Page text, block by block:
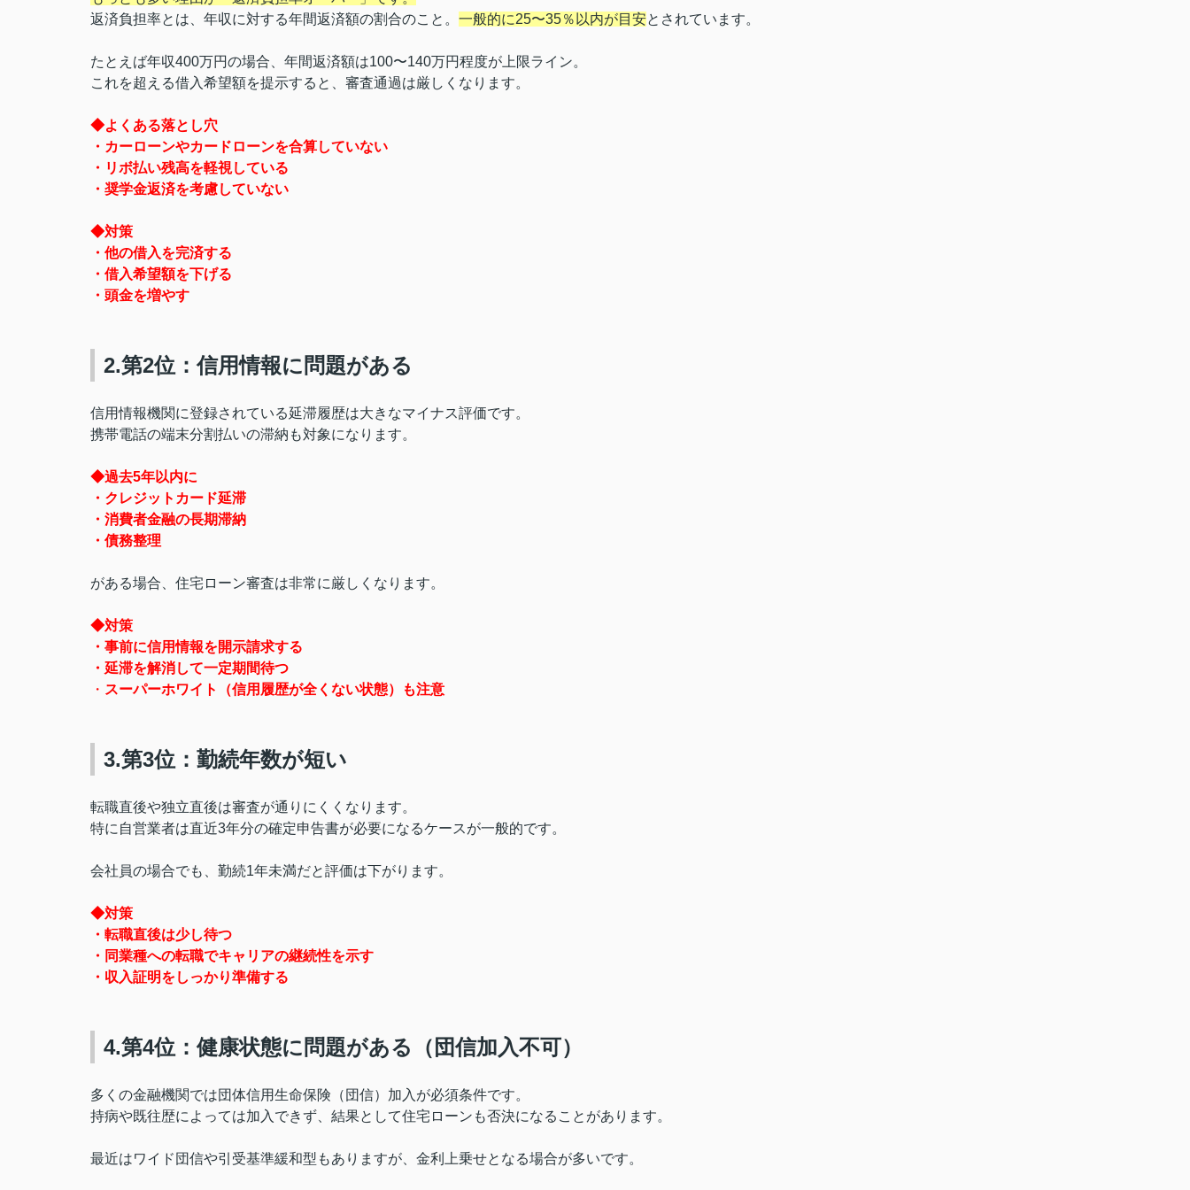
返済負担率とは、年収に対する年間返済額の割合のこと。 一般的に25〜35％以内が目安とされています。
たとえば年収400万円の場合、年間返済額は100〜140万円程度が上限ライン。
これを超える借入希望額を提示すると、審査通過は厳しくなります。
◆よくある落とし穴
・カーローンやカードローンを合算していない
・リボ払い残高を軽視している
・奨学金返済を考慮していない
◆対策
・他の借入を完済する
・借入希望額を下げる
・頭金を増やす
2.第2位：信用情報に問題がある
信用情報機関に登録されている延滞履歴は大きなマイナス評価です。
携帯電話の端末分割払いの滞納も対象になります。
◆過去5年以内に
・クレジットカード延滞
・消費者金融の長期滞納
・債務整理
がある場合、住宅ローン審査は非常に厳しくなります。
◆対策
・事前に信用情報を開示請求する
・延滞を解消して一定期間待つ
・ スーパーホワイト（信用履歴が全くない状態）も注意
3.第3位：勤続年数が短い
転職直後や独立直後は審査が通りにくくなります。
特に自営業者は直近3年分の確定申告書が必要になるケースが一般的です。
会社員の場合でも、勤続1年未満だと評価は下がります。
◆対策
・転職直後は少し待つ
・同業種への転職でキャリアの継続性を示す
・収入証明をしっかり準備する
4.第4位：健康状態に問題がある（団信加入不可）
多くの金融機関では団体信用生命保険（団信）加入が必須条件です。
持病や既往歴によっては加入できず、結果として住宅ローンも否決になることがあります。
最近はワイド団信や引受基準緩和型もありますが、金利上乗せとなる場合が多いです。